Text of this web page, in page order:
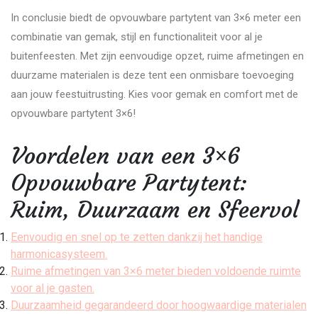
In conclusie biedt de opvouwbare partytent van 3×6 meter een
combinatie van gemak, stijl en functionaliteit voor al je
buitenfeesten. Met zijn eenvoudige opzet, ruime afmetingen en
duurzame materialen is deze tent een onmisbare toevoeging
aan jouw feestuitrusting. Kies voor gemak en comfort met de
opvouwbare partytent 3×6!
Voordelen van een 3×6
Opvouwbare Partytent:
Ruim, Duurzaam en Sfeervol
Eenvoudig en snel op te zetten dankzij het handige
harmonicasysteem.
Ruime afmetingen van 3×6 meter bieden voldoende ruimte
voor al je gasten.
Duurzaamheid gegarandeerd door hoogwaardige materialen